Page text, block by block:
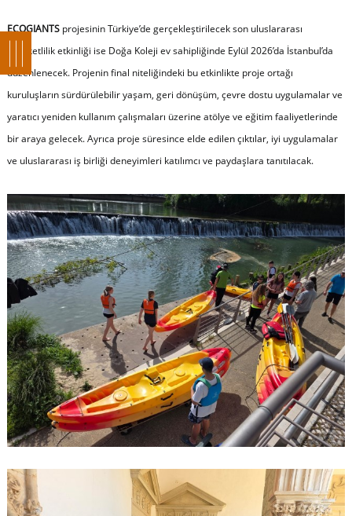
ECOGIANTSprojesinin Türkiye’de gerçekleştirilecek son uluslararası
hareketlilik etkinliği ise Doğa Koleji ev sahipliğinde Eylül 2026’da İstanbul’da
düzenlenecek. Projenin final niteliğindeki bu etkinlikte proje ortağı
kuruluşların sürdürülebilir yaşam, geri dönüşüm, çevre dostu uygulamalar ve
yaratıcı yeniden kullanım çalışmaları üzerine atölye ve eğitim faaliyetlerinde
bir araya gelecek. Ayrıca proje süresince elde edilen çıktılar, iyi uygulamalar
ve uluslararası iş birliği deneyimleri katılımcı ve paydaşlara tanıtılacak.